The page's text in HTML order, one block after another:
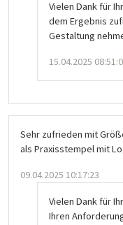
Vielen Dank für
dem Ergebnis
Gestaltung
15.04.2025
Sehr zufrieden mit
als Praxisstempel mit
09.04.2025 10:17:23
Vielen Dank für
Ihren